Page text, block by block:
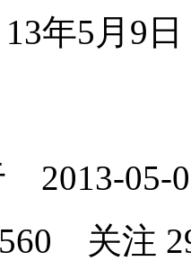
年5月9
05-
关注